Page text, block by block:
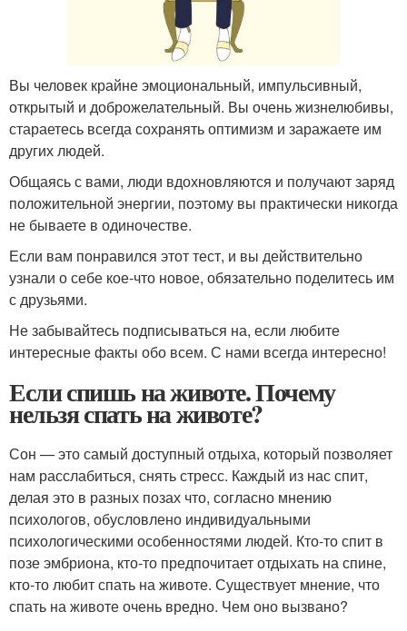
Вы человек крайне эмоциональный, импульсивный,
открытый и доброжелательный. Вы очень жизнелюбивы,
стараетесь всегда сохранять оптимизм и заражаете им
других людей.
Общаясь с вами, люди вдохновляются и получают заряд
положительной энергии, поэтому вы практически никогда
не бываете в одиночестве.
Если вам понравился этот тест, и вы действительно
узнали о себе кое-что новое, обязательно поделитесь им
с друзьями.
Не забывайтесь подписываться на, если любите
интересные факты обо всем. С нами всегда интересно!
Если спишь на животе. Почему
нельзя спать на животе?
Сон — это самый доступный отдыха, который позволяет
нам расслабиться, снять стресс. Каждый из нас спит,
делая это в разных позах что, согласно мнению
психологов, обусловлено индивидуальными
психологическими особенностями людей. Кто-то спит в
позе эмбриона, кто-то предпочитает отдыхать на спине,
кто-то любит спать на животе. Существует мнение, что
спать на животе очень вредно. Чем оно вызвано?